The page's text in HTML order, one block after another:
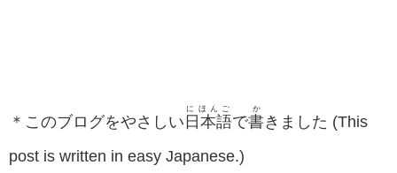
＊このブログをやさしい 日本語
にほんご
で書
か
きました (This
post is written in easy Japanese.)